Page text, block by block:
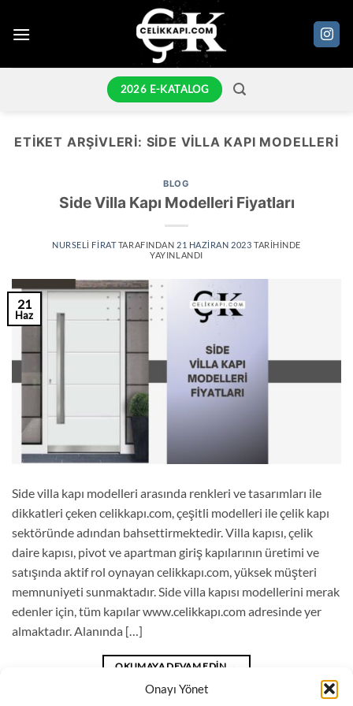
Onayı Yönet
atla
2026 E-KATALOG
ETIKET ARŞIVLERI: SIDE VILLA KAPI MODELLERI
BLOG
Side Villa Kapı Modelleri Fiyatları
NURSELI FIRATTARAFINDAN 21 HAZIRAN 2023 TARIHINDE
YAYINLANDI
21
Haz
Side villa kapı modelleri arasında renkleri ve tasarımları ile
dikkatleri çeken celikkapı.com, çeşitli modelleri ile çelik kapı
sektöründe adından bahsettirmektedir. Villa kapısı, çelik
daire kapısı, pivot ve apartman giriş kapılarının üretimi ve
satışında aktif rol oynayan celikkapı.com, yüksek müşteri
memnuniyeti sunmaktadır. Side villa kapısı modellerini merak
edenler için, tüm kapılar www.celikkapı.com adresinde yer
almaktadır. Alanında […]
OKUMAYA DEVAM EDIN